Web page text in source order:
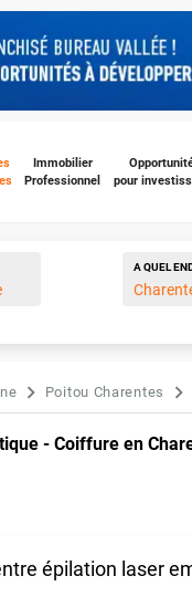
Immobilier
Professionnel
pour
A QUEL
Poitou Charentes
- Coiffure en
épilation laser